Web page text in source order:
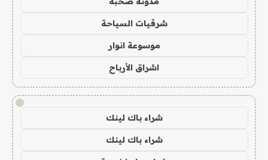
شرقيات السياحة
موسوعة انوار
اشراق الأرباح
!
شراء باك لينك
شراء باك لينك